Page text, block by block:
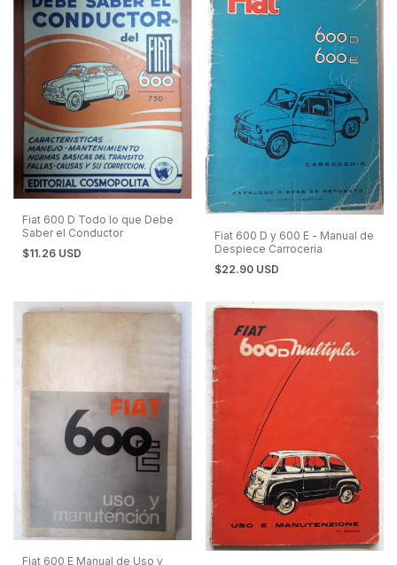
Fiat 600 D Todo lo que Debe
Saber el Conductor
$11.26 USD
Fiat 600 D y 600 E - Manual de
Despiece Carrocería
$22.90 USD
Fiat 600 E Manual de Uso y